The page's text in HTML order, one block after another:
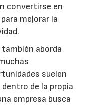
convertirse en
mejorar la
aborda
suelen
de la propia
empresa busca